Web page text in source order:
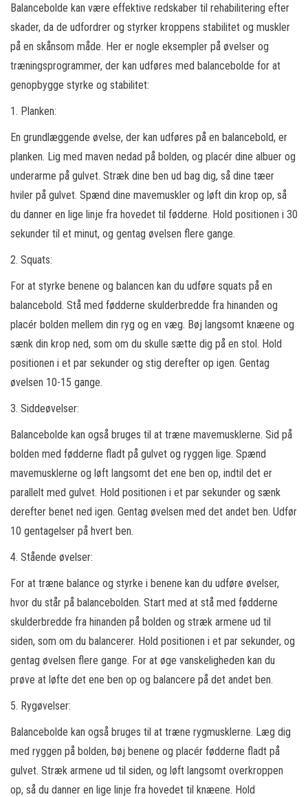
Balancebolde kan være effektive redskaber til rehabilitering efter
skader, da de udfordrer og styrker kroppens stabilitet og muskler
på en skånsom måde. Her er nogle eksempler på øvelser og
træningsprogrammer, der kan udføres med balancebolde for at
genopbygge styrke og stabilitet:
1. Planken:
En grundlæggende øvelse, der kan udføres på en balancebold, er
planken. Lig med maven nedad på bolden, og placér dine albuer og
underarme på gulvet. Stræk dine ben ud bag dig, så dine tæer
hviler på gulvet. Spænd dine mavemuskler og løft din krop op, så
du danner en lige linje fra hovedet til fødderne. Hold positionen i 30
sekunder til et minut, og gentag øvelsen flere gange.
2. Squats:
For at styrke benene og balancen kan du udføre squats på en
balancebold. Stå med fødderne skulderbredde fra hinanden og
placér bolden mellem din ryg og en væg. Bøj langsomt knæene og
sænk din krop ned, som om du skulle sætte dig på en stol. Hold
positionen i et par sekunder og stig derefter op igen. Gentag
øvelsen 10-15 gange.
3. Siddeøvelser:
Balancebolde kan også bruges til at træne mavemusklerne. Sid på
bolden med fødderne fladt på gulvet og ryggen lige. Spænd
mavemusklerne og løft langsomt det ene ben op, indtil det er
parallelt med gulvet. Hold positionen i et par sekunder og sænk
derefter benet ned igen. Gentag øvelsen med det andet ben. Udfør
10 gentagelser på hvert ben.
4. Stående øvelser:
For at træne balance og styrke i benene kan du udføre øvelser,
hvor du står på balancebolden. Start med at stå med fødderne
skulderbredde fra hinanden på bolden og stræk armene ud til
siden, som om du balancerer. Hold positionen i et par sekunder, og
gentag øvelsen flere gange. For at øge vanskeligheden kan du
prøve at løfte det ene ben op og balancere på det andet ben.
5. Rygøvelser:
Balancebolde kan også bruges til at træne rygmusklerne. Læg dig
med ryggen på bolden, bøj benene og placér fødderne fladt på
gulvet. Stræk armene ud til siden, og løft langsomt overkroppen
op, så du danner en lige linje fra hovedet til knæene. Hold